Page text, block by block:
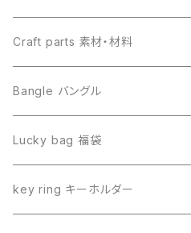
Canyon Diablo キャニオンディア
Imilac イミラック
Henbury ヘンブリー
Dronino ドロニノ
Sericho セリコ
Libyan desert glass リビアングラ
Seymchan セイムチャン
Imilac イミラック
Craft parts 素材・材料
Bangle バングル
Lucky bag 福袋
key ring キーホルダー